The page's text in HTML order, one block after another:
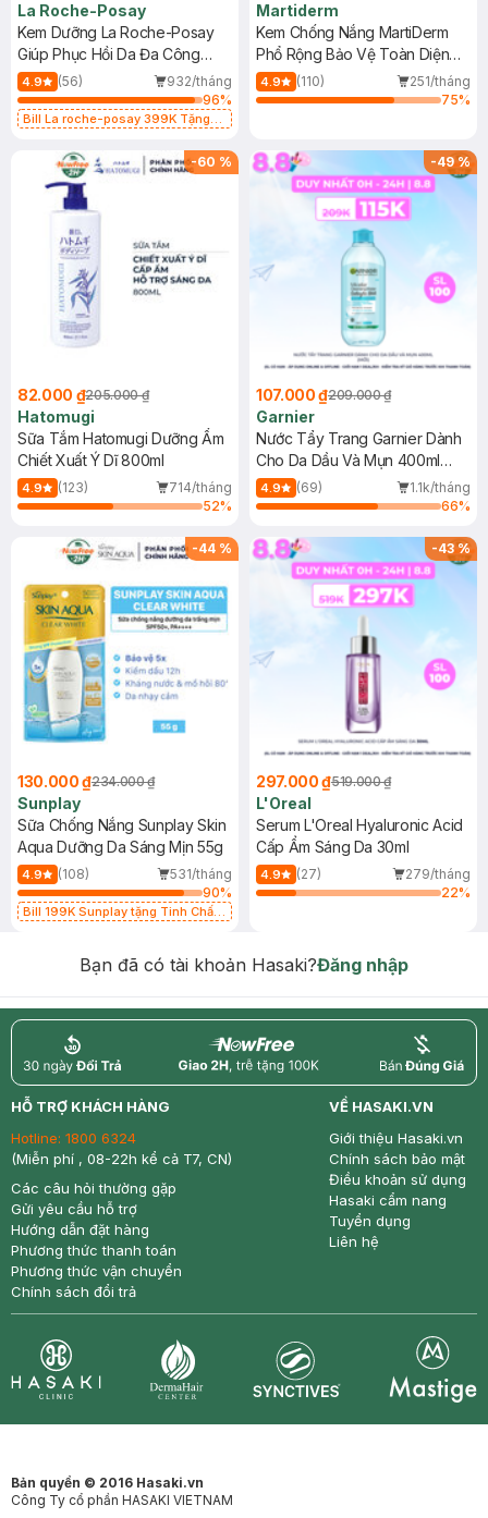
La Roche-Posay
Kem Dưỡng La Roche-Posay
Giúp Phục Hồi Da Đa Công
Dụng 40ml
4.9 (56)
932/tháng
96%
Bill La roche-posay 399K Tặng
(SL có hạn)
Martiderm
Kem Chống Nắng MartiDerm
Phổ Rộng Bảo Vệ Toàn Diện
40ml
4.9 (110)
251/tháng
75%
-60 %
82.000 ₫205.000 ₫
Hatomugi
Sữa Tắm Hatomugi Dưỡng Ẩm
Chiết Xuất Ý Dĩ 800ml
4.9 (123)
714/tháng
52%
-49%
107.000 ₫209.000 ₫
Garnier
Nước Tẩy Trang Garnier Dành
Cho Da Dầu Và Mụn 400ml
(Mới)
4.9 (69)
1.1k/tháng
66%
-44 %
130.000 ₫234.000 ₫
Sunplay
Sữa Chống Nắng Sunplay Skin
Aqua Dưỡng Da Sáng Mịn 55g
4.9 (108)
531/tháng
90%
Bill 199K Sunplay tặng Tinh Chất
-43%
297.000 ₫519.000 ₫
L'Oreal
Serum L'Oreal Hyaluronic Acid
Cấp Ẩm Sáng Da 30ml
4.9 (27)
279/tháng
22%
Bạn đã có tài khoản Hasaki?Đăng nhập
return nowfree price
HỖ TRỢ KHÁCH HÀNG
Hotline: 1800 6324
(Miễn phí , 08-22h kể cả T7, CN)
Các câu hỏi thường gặp
Gửi yêu cầu hỗ trợ
Hướng dẫn đặt hàng
Phương thức thanh toán
Phương thức vận chuyển
Chính sách đổi trả
VỀ HASAKI.VN
Giới thiệu Hasaki.vn
Chính sách bảo mật
Điều khoản sử dụng
Hasaki cẩm nang
Tuyển dụng
Liên hệ
Bản quyền © 2016 Hasaki.vn
Công Ty cổ phần HASAKI VIETNAM